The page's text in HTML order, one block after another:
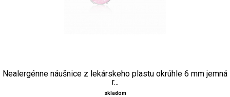
Nealergénne náušnice z lekárskeho plastu okrúhle 6 mm jemná
r...
skladom